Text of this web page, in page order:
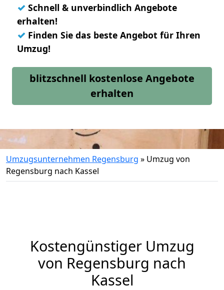
✓ Schnell & unverbindlich Angebote
erhalten!
✓ Finden Sie das beste Angebot für Ihren
Umzug!
blitzschnell kostenlose Angebote
erhalten
Umzugsunternehmen Regensburg » Umzug von
Regensburg nach Kassel
Kostengünstiger Umzug
von Regensburg nach
Kassel